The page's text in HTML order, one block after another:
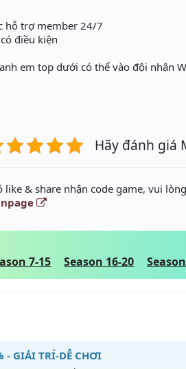
hỗ trợ member 24/7
điều kiện
em top dưới có thể vào đội nhận
Hãy đánh giá
& share nhận code game, vui
7-15 Season 16-20
- GIẢI TRÍ-DỄ CHƠI